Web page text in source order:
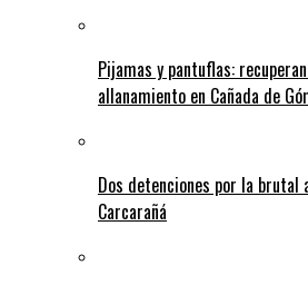
Pijamas y pantuflas:
allanamiento en Cañada de
Dos detenciones por la brutal
Carcarañá